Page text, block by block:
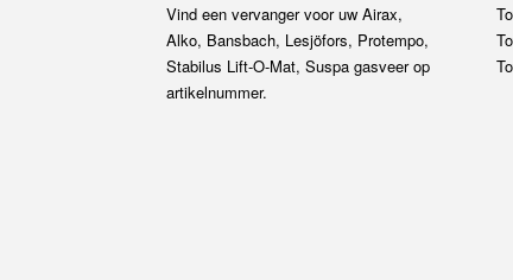
Vind een vervanger voor uw Airax,
Alko, Bansbach, Lesjöfors, Protempo,
Stabilus Lift-O-Mat, Suspa gasveer op
artikelnummer.